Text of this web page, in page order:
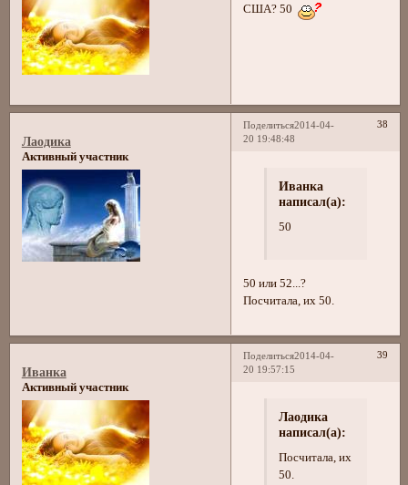
США? 50
Поделиться 38
2014-04-
20 19:48:48
Лаодика
Активный участник
Иванка
написал(а):
50
50 или 52...?
Посчитала, их 50.
Поделиться 39
2014-04-
20 19:57:15
Иванка
Активный участник
Лаодика
написал(а):
Посчитала, их
50.